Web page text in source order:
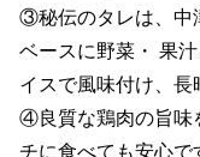
③秘伝のタレは、中
ベースに野菜・ 果
イスで風味付け、長
④良質な鶏肉の旨味
チに食べても安心で